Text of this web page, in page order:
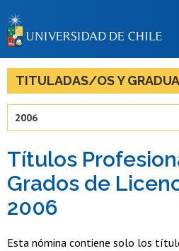
LA
TITULADAS/OS Y
2006
Títulos
Grados de
2006
Esta nómina contiene solo los